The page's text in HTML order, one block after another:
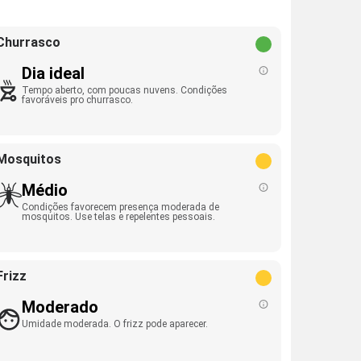
Dia ideal
Tempo aberto, com poucas nuvens. Condições
favoráveis pro churrasco.
Médio
Condições favorecem presença moderada de
mosquitos. Use telas e repelentes pessoais.
Moderado
Umidade moderada. O frizz pode aparecer.